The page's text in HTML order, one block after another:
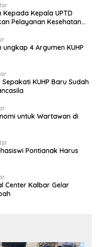
UPTD
Pelayanan Kesehatan
ungkap 4 Argumen KUHP
KUHP Baru Sudah
untuk Wartawan di
Pontianak Harus
Center Kalbar Gelar